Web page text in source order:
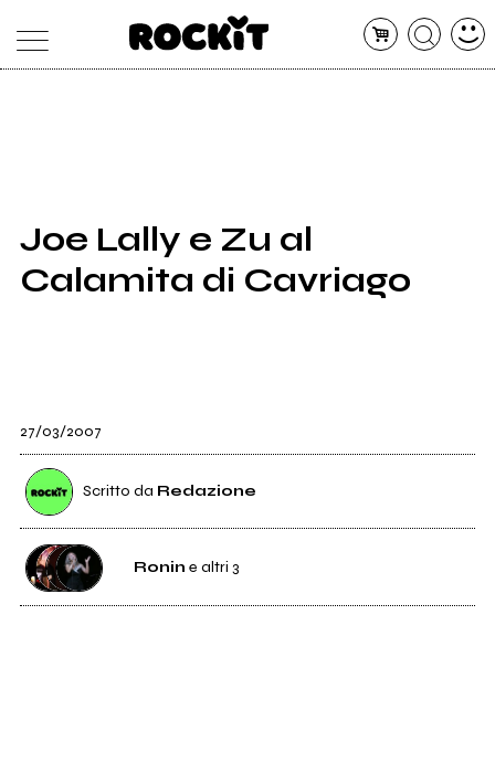
SHOP
RADIO
Joe Lally e Zu al
Calamita di Cavriago
27/03/2007
Scritto da Redazione
Ronin e altri 3